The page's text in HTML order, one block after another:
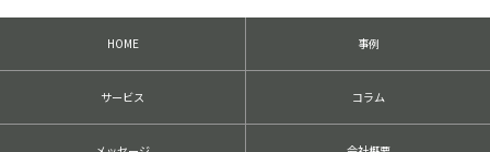
HOME 事例
サービス コラム